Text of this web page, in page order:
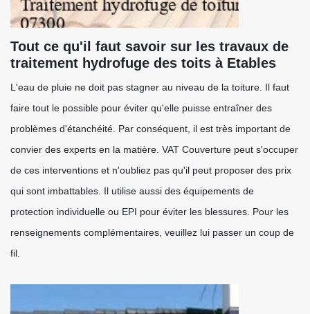
Tout ce qu'il faut savoir sur les travaux de
traitement hydrofuge des toits à Etables
L'eau de pluie ne doit pas stagner au niveau de la toiture. Il faut
faire tout le possible pour éviter qu'elle puisse entraîner des
problèmes d'étanchéité. Par conséquent, il est très important de
convier des experts en la matière. VAT Couverture peut s'occuper
de ces interventions et n'oubliez pas qu'il peut proposer des prix
qui sont imbattables. Il utilise aussi des équipements de
protection individuelle ou EPI pour éviter les blessures. Pour les
renseignements complémentaires, veuillez lui passer un coup de
fil.